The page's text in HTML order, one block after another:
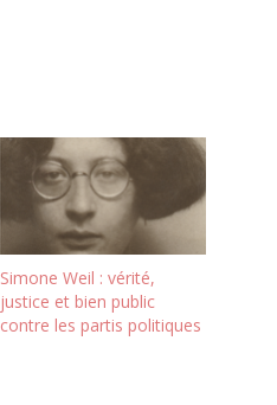
Simone Weil : vérité,
justice et bien public
contre les partis politiques